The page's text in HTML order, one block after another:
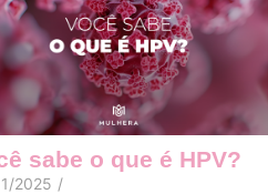
sabe o que é HPV?
2025 /